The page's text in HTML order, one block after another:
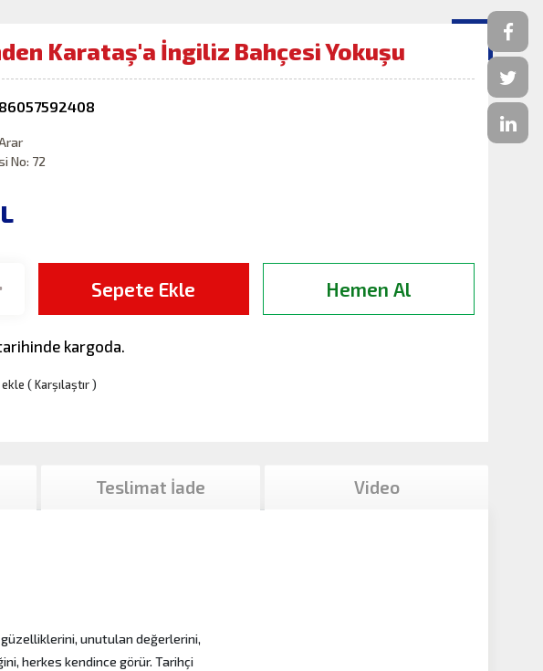
Karataş'a İngiliz Bahçesi Yokuşu
No: 72
Sepete Ekle Hemen Al
kargoda.
(Karşılaştır)
Teslimat İade Video
unutulan değerlerini,
herkes kendince görür. Tarihçi